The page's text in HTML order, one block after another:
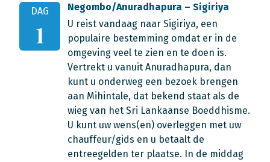
DAG
1
Negombo/Anuradhapura – Sigiriya
U reist vandaag naar Sigiriya, een
populaire bestemming omdat er in de
omgeving veel te zien en te doen is.
Vertrekt u vanuit Anuradhapura, dan
kunt u onderweg een bezoek brengen
aan Mihintale, dat bekend staat als de
wieg van het Sri Lankaanse Boeddhisme.
U kunt uw wens(en) overleggen met uw
chauffeur/gids en u betaalt de
entreegelden ter plaatse. In de middag